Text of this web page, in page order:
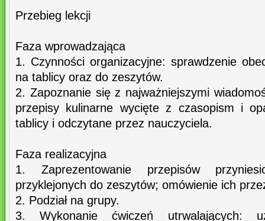
Przebieg lekcji
Faza wprowadzająca
1. Czynności organizacyjne: sprawdzenie
na tablicy oraz do zeszytów.
2. Zapoznanie się z najważniejszymi
przepisy kulinarne wycięte z czasopism i
tablicy i odczytane przez nauczyciela.
Faza realizacyjna
1. Zaprezentowanie przepisów
przyklejonych do zeszytów; omówienie ich
2. Podział na grupy.
3. Wykonanie ćwiczeń utrwalających: